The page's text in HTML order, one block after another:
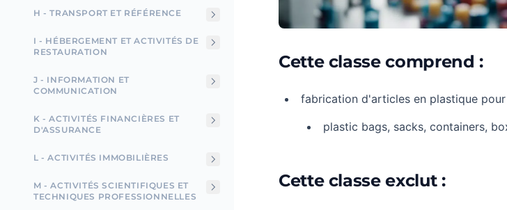
H - TRANSPORT ET RÉFÉRENCE
I - HÉBERGEMENT ET ACTIVITÉS DE
RESTAURATION
J - INFORMATION ET
COMMUNICATION
K - ACTIVITÉS FINANCIÈRES ET
D'ASSURANCE
L - ACTIVITÉS IMMOBILIÈRES
M - ACTIVITÉS SCIENTIFIQUES ET
TECHNIQUES PROFESSIONNELLES
Cette classe comprend :
fabrication d'articles en plastique
plastic bags, sacks, containers,
Cette classe exclut :